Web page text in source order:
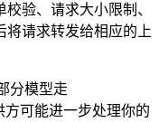
验、请求大小限制、
将请求转发给相应的上
分模型走
方可能进一步处理你的